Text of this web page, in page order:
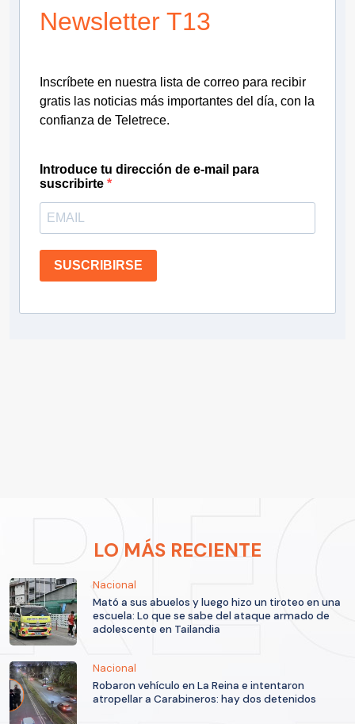
Newsletter T13
Inscríbete en nuestra lista de correo para recibir
gratis las noticias más importantes del día, con la
confianza de Teletrece.
Introduce tu dirección de e-mail para
suscribirte
SUSCRIBIRSE
LO MÁS RECIENTE
Nacional
Mató a sus abuelos y luego hizo un tiroteo en una
escuela: Lo que se sabe del ataque armado de
adolescente en Tailandia
Nacional
Robaron vehículo en La Reina e intentaron
atropellar a Carabineros: hay dos detenidos